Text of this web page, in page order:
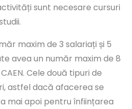
sunt necesare cursuri
maxim de 3 salariați și 5
avea un număr maxim de 8
Cele două tipuri de
astfel dacă afacerea se
mai apoi pentru înființarea